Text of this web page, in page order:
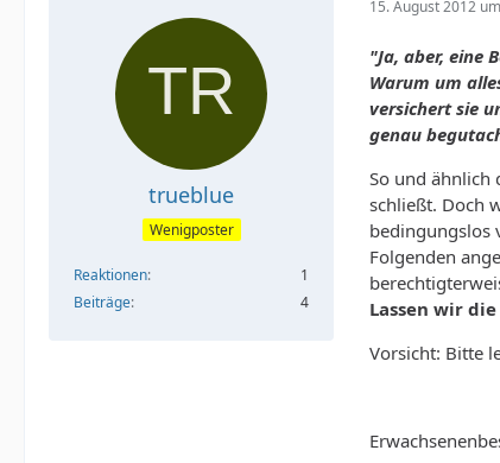
trueblue
Wenigposter
Reaktionen
1
Beiträge
4
15. August 2012
"Ja, aber, eine
Warum um
versichert sie
genau
So und ähnlich
schließt. Doch
bedingungslos
Folgenden
Lassen wir
Vorsicht: Bitte